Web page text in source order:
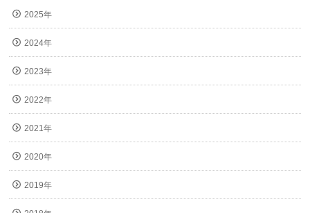
2025年
2024年
2023年
2022年
2021年
2020年
2019年